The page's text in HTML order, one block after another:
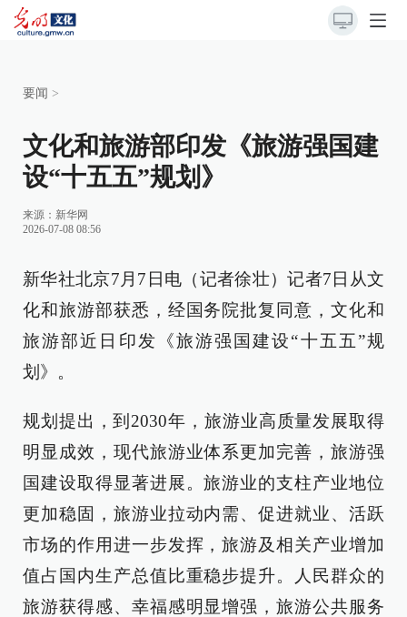
要闻 >
文化和旅游部印发《旅游强国建
设“十五五”规划》
来源： 新华网
2026-07-08 08:56
新华社北京7月7日电（记者徐壮）记者7日从文
化和旅游部获悉，经国务院批复同意，文化和
旅游部近日印发《旅游强国建设“十五五”规
划》。
规划提出，到2030年，旅游业高质量发展取得
明显成效，现代旅游业体系更加完善，旅游强
国建设取得显著进展。旅游业的支柱产业地位
更加稳固，旅游业拉动内需、促进就业、活跃
市场的作用进一步发挥，旅游及相关产业增加
值占国内生产总值比重稳步提升。人民群众的
旅游获得感、幸福感明显增强，旅游公共服务